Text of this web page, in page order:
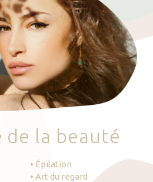
de la beauté
• Épilation
• Art du regard